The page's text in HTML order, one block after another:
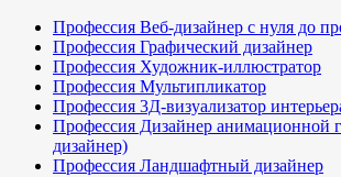
Профессия Веб-дизайнер с нуля до
Профессия Графический дизайнер
Профессия Художник-иллюстратор
Профессия Мультипликатор
Профессия 3Д-визуализатор
Профессия Дизайнер
дизайнер)
Профессия Ландшафтный дизайнер